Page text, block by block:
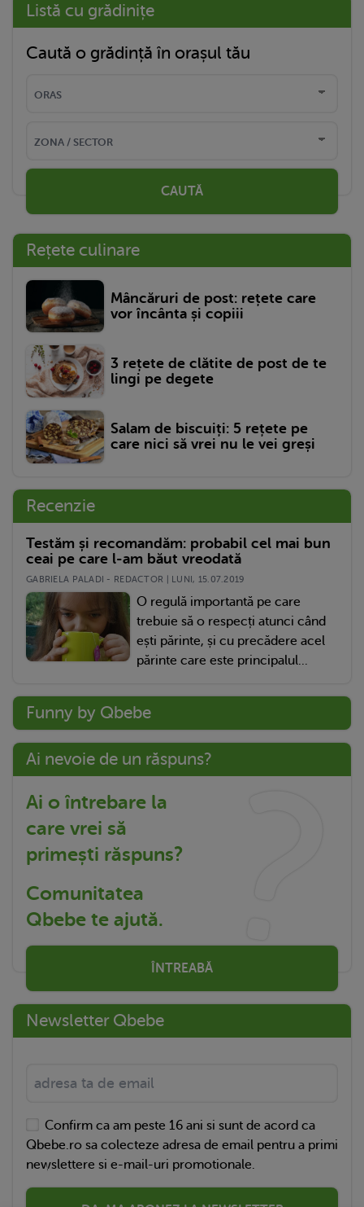
Listă cu grădinițe
Caută o grădință în orașul tău
CAUTĂ
Rețete culinare
Mâncăruri de post: rețete care
vor încânta și copiii
3 rețete de clătite de post de te
lingi pe degete
Salam de biscuiți: 5 rețete pe
care nici să vrei nu le vei greși
Recenzie
Testăm și recomandăm: probabil cel mai bun
ceai pe care l-am băut vreodată
GABRIELA PALADI - REDACTOR | LUNI, 15.07.2019
O regulă importantă pe care
trebuie să o respecți atunci când
ești părinte, și cu precădere acel
părinte care este principalul...
Funny by Qbebe
Ai nevoie de un răspuns?
Ai o întrebare la
care vrei să
primești răspuns?
Comunitatea
Qbebe te ajută.
ÎNTREABĂ
Newsletter Qbebe
Confirm ca am peste 16 ani si sunt de acord ca
Qbebe.ro sa colecteze adresa de email pentru a primi
newslettere si e-mail-uri promotionale.